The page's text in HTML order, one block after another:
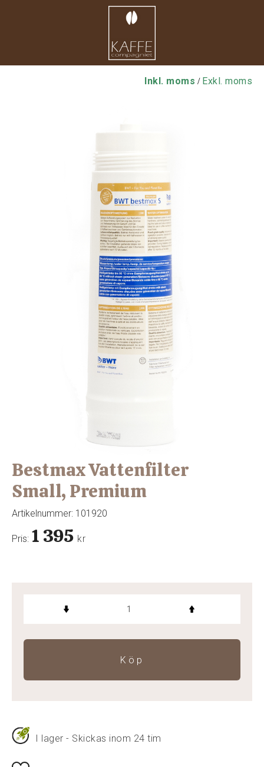
Inkl. moms / Exkl. moms
Bestmax Vattenfilter
Small, Premium
Artikelnummer: 101920
Pris: 1 395 kr
Köp
I lager - Skickas inom 24 tim